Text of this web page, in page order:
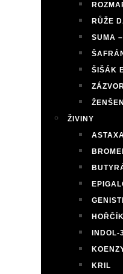
RŮŽE
SUMA
ŠIŠÁK
ŽIVINY
HOŘČÍK
KRIL